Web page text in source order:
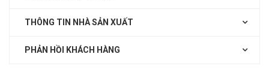
THÔNG TIN NHÀ SẢN XUẤT
PHẢN HỒI KHÁCH HÀNG